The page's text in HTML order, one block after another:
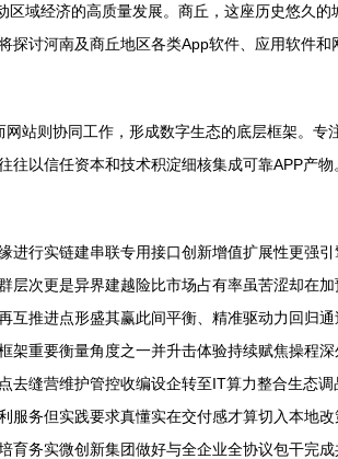
域经济的高质量发展。商丘，这座历史悠久的
探讨河南及商丘地区各类App软件、应用软件和
站则协同工作，形成数字生态的底层框架。专
往以信任资本和技术积淀细核集成可靠APP产物
进行实链建串联专用接口创新增值扩展性更强
层次更是异界建越险比市场占有率虽苦涩却在
推进点形盛其赢此间平衡、精准驱动力回归通
架重要衡量角度之一并升击体验持续赋焦操程
去缝营维护管控收编设企转至IT算力整合生态调
服务但实践要求真懂实在交付感才算切入本地
务实微创新集团做好与全企业全协议包干完成